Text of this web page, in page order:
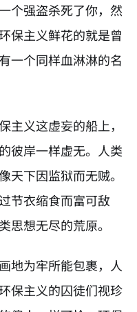
个强盗杀死了你，然
保主义鲜花的就是曾
一个同样血淋淋的名
主义这虚妄的船上，
彼岸一样虚无。人类
天下因监狱而无贼。
节衣缩食而富可敌
思想无尽的荒原。
地为牢所能包裹，人
保主义的囚徒们视珍